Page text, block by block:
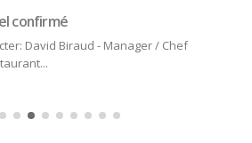
confirmé
David Biraud - Manager / Chef